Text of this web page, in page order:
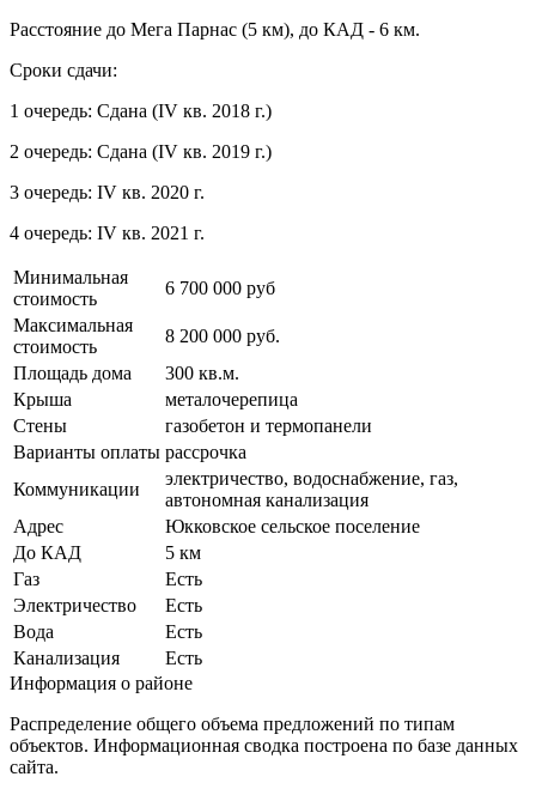
Расстояние до Мега Парнас (5 км), до КАД - 6 км.
Сроки сдачи:
1 очередь: Сдана (IV кв. 2018 г.)
2 очередь: Сдана (IV кв. 2019 г.)
3 очередь: IV кв. 2020 г.
4 очередь: IV кв. 2021 г.
Минимальная
стоимость
6 700 000 руб
Максимальная
стоимость
8 200 000 руб.
Площадь дома
300 кв.м.
Крыша
металочерепица
Стены
газобетон и термопанели
Варианты оплаты рассрочка
Коммуникации
электричество, водоснабжение, газ,
автономная канализация
Адрес
Юкковское сельское поселение
До КАД
5 км
Газ
Есть
Электричество
Есть
Вода
Есть
Канализация
Есть
Информация о районе
Распределение общего объема предложений по типам
объектов. Информационная сводка построена по базе данных
сайта.